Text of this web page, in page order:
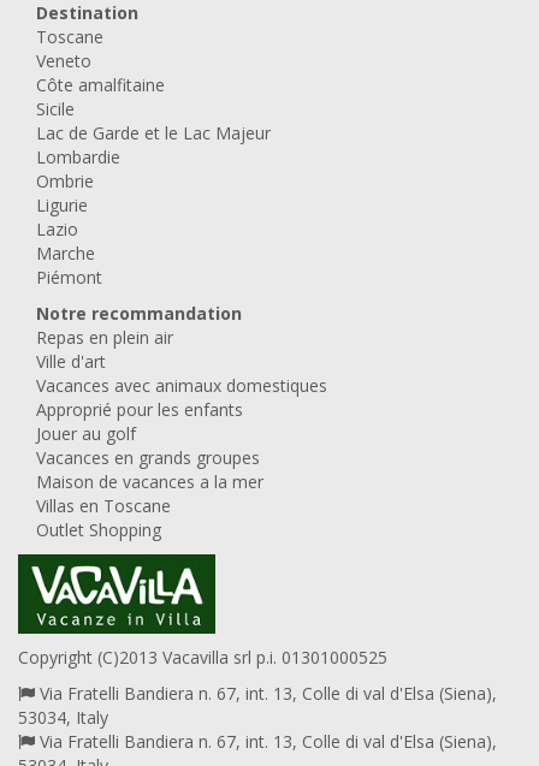
Destination
Toscane
Veneto
Côte amalfitaine
Sicile
Lac de Garde et le Lac Majeur
Lombardie
Ombrie
Ligurie
Lazio
Marche
Piémont
Notre recommandation
Repas en plein air
Ville d'art
Vacances avec animaux domestiques
Approprié pour les enfants
Jouer au golf
Vacances en grands groupes
Maison de vacances a la mer
Villas en Toscane
Outlet Shopping
Copyright (C)2013 Vacavilla srl p.i. 01301000525
Via Fratelli Bandiera n. 67, int. 13, Colle di val d'Elsa (Siena),
53034, Italy
Via Fratelli Bandiera n. 67, int. 13, Colle di val d'Elsa (Siena),